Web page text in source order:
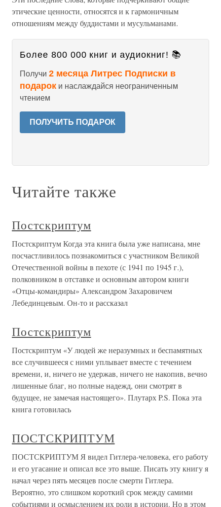
этические ценности, относятся и к гармоничным
отношениям между буддистами и мусульманами.
Более 800 000 книг и аудиокниг! 📚
Получи 2 месяца Литрес Подписки в
подарок и наслаждайся неограниченным
чтением
ПОЛУЧИТЬ ПОДАРОК
Читайте также
Постскриптум
Постскриптум Когда эта книга была уже написана, мне
посчастливилось познакомиться с участником Великой
Отечественной войны в пехоте (с 1941 по 1945 г.),
полковником в отставке и основным автором книги
«Отцы-командиры» Александром Захаровичем
Лебединцевым. Он-то и рассказал
Постскриптум
Постскриптум «У людей же неразумных и беспамятных
все случившееся с ними уплывает вместе с течением
времени, и, ничего не удержав, ничего не накопив, вечно
лишенные благ, но полные надежд, они смотрят в
будущее, не замечая настоящего». Плутарх P.S. Пока эта
книга готовилась
ПОСТСКРИПТУМ
ПОСТСКРИПТУМ Я видел Гитлера-человека, его работу
и его угасание и описал все это выше. Писать эту книгу я
начал через пять месяцев после смерти Гитлера.
Вероятно, это слишком короткий срок между самими
событиями и осмыслением их роли в истории. Но в этом